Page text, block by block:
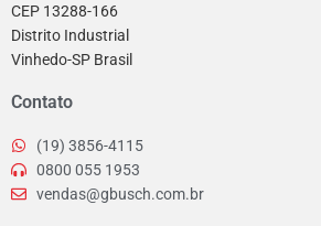
CEP 13288-166
Distrito Industrial
Vinhedo-SP Brasil
Contato
(19) 3856-4115
0800 055 1953
vendas@gbusch.com.br